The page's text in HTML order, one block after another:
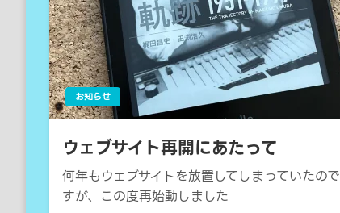
お知らせ
ウェブサイト再開にあたって
何年もウェブサイトを放置してしまっていたので
すが、この度再始動しました